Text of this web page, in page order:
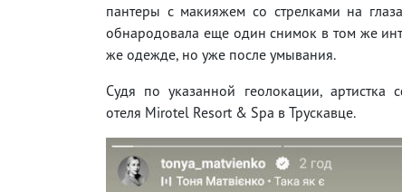
пантеры с макияжем со стрелками на
обнародовала еще один снимок в том же
же одежде, но уже после умывания.
Судя по указанной геолокации,
отеля Mirotel Resort & Spa в Трускавце.